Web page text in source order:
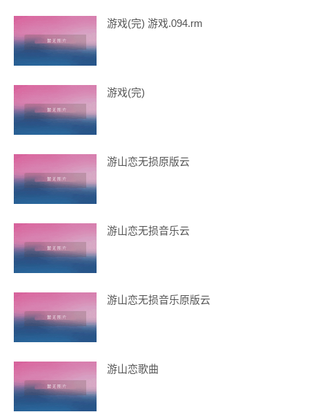
游戏(完) 游戏.094.rm
游戏(完)
游山恋无损原版云
游山恋无损音乐云
游山恋无损音乐原版云
游山恋歌曲